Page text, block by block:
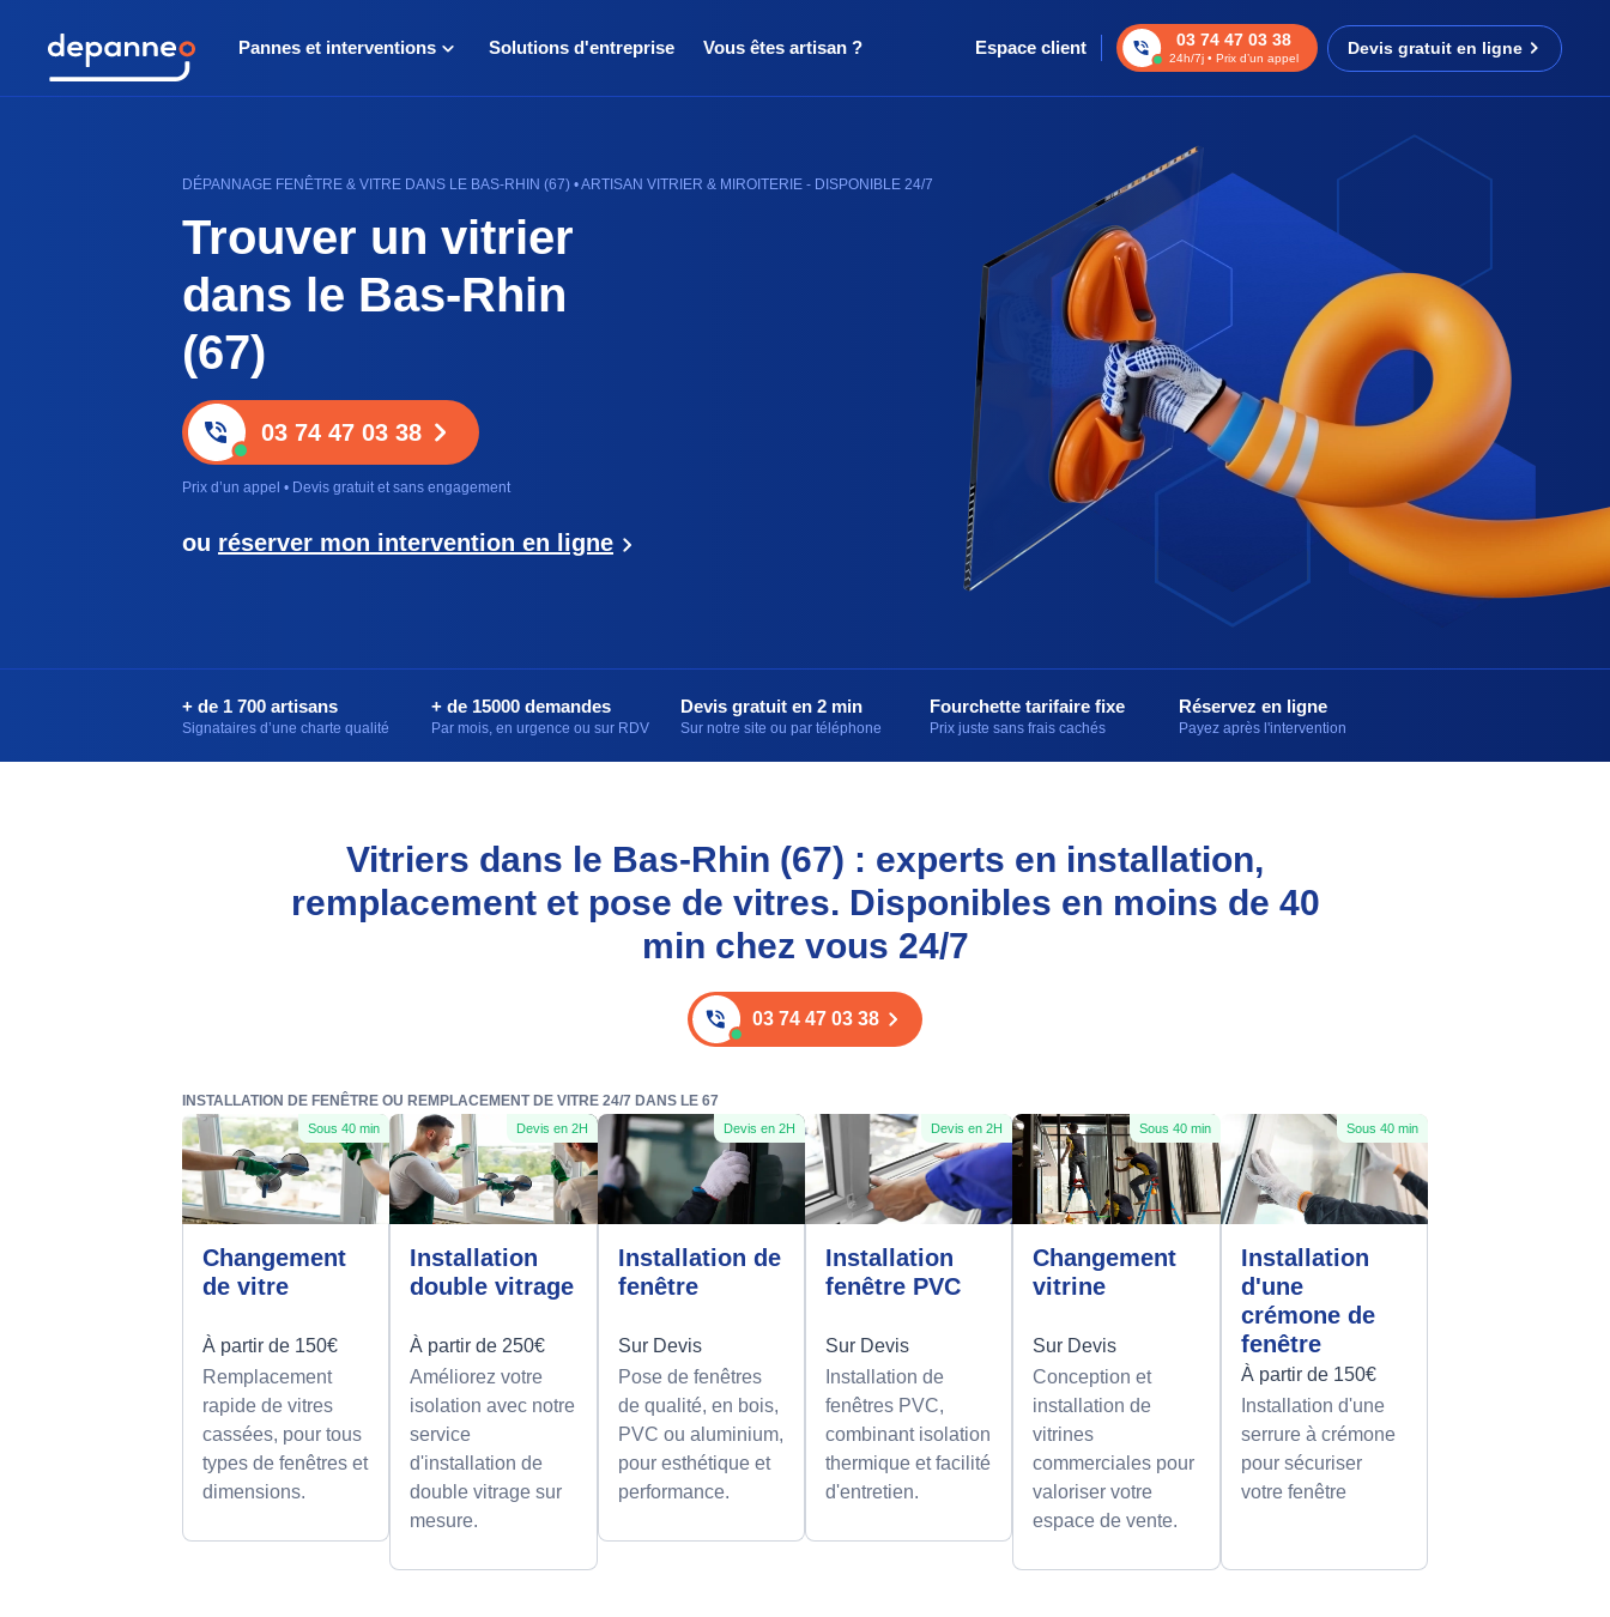
Pannes et interventions Solutions d'entreprise Vous êtes artisan ? Espace client 03 74 47 03 38
24h/7j • Prix d’un appel
Devis gratuit en ligne
DÉPANNAGE FENÊTRE & VITRE DANS LE BAS-RHIN (67) • ARTISAN VITRIER & MIROITERIE - DISPONIBLE 24/7
Trouver un vitrier
dans le Bas-Rhin
(67)
03 74 47 03 38
Prix d’un appel • Devis gratuit et sans engagement
ou réserver mon intervention en ligne
+ de 1 700 artisans
Signataires d’une charte qualité
+ de 15000 demandes
Par mois, en urgence ou sur RDV
Devis gratuit en 2 min
Sur notre site ou par téléphone
Fourchette tarifaire fixe
Prix juste sans frais cachés
Réservez en ligne
Payez après l'intervention
Vitriers dans le Bas-Rhin (67) : experts en installation,
remplacement et pose de vitres. Disponibles en moins de 40
min chez vous 24/7
03 74 47 03 38
INSTALLATION DE FENÊTRE OU REMPLACEMENT DE VITRE 24/7 DANS LE 67
Sous 40 min
Changement
de vitre
À partir de 150€
Remplacement
rapide de vitres
cassées, pour tous
types de fenêtres et
dimensions.
Devis en 2H
Installation
double vitrage
À partir de 250€
Améliorez votre
isolation avec notre
service
d'installation de
double vitrage sur
mesure.
Devis en 2H
Installation de
fenêtre
Sur Devis
Pose de fenêtres
de qualité, en bois,
PVC ou aluminium,
pour esthétique et
performance.
Devis en 2H
Installation
fenêtre PVC
Sur Devis
Installation de
fenêtres PVC,
combinant isolation
thermique et facilité
d'entretien.
Sous 40 min
Changement
vitrine
Sur Devis
Conception et
installation de
vitrines
commerciales pour
valoriser votre
espace de vente.
Sous 40 min
Installation
d'une
crémone de
fenêtre
À partir de 150€
Installation d'une
serrure à crémone
pour sécuriser
votre fenêtre